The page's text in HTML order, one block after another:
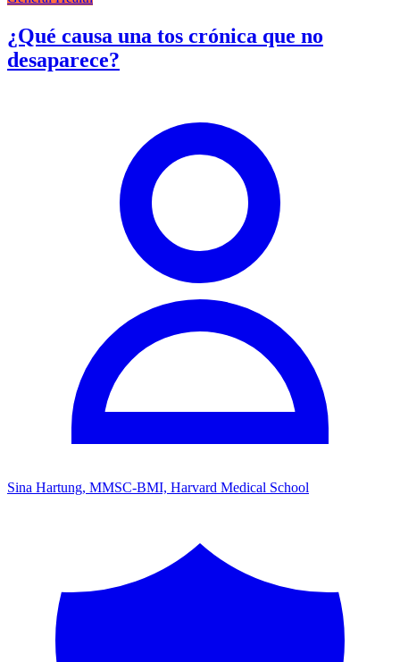
¿Qué causa una tos crónica que no
desaparece?
Sina Hartung, MMSC-BMI, Harvard Medical School